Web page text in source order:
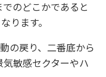
のどこかであると
ります。
の戻り、二番底から
敏感セクターやハ